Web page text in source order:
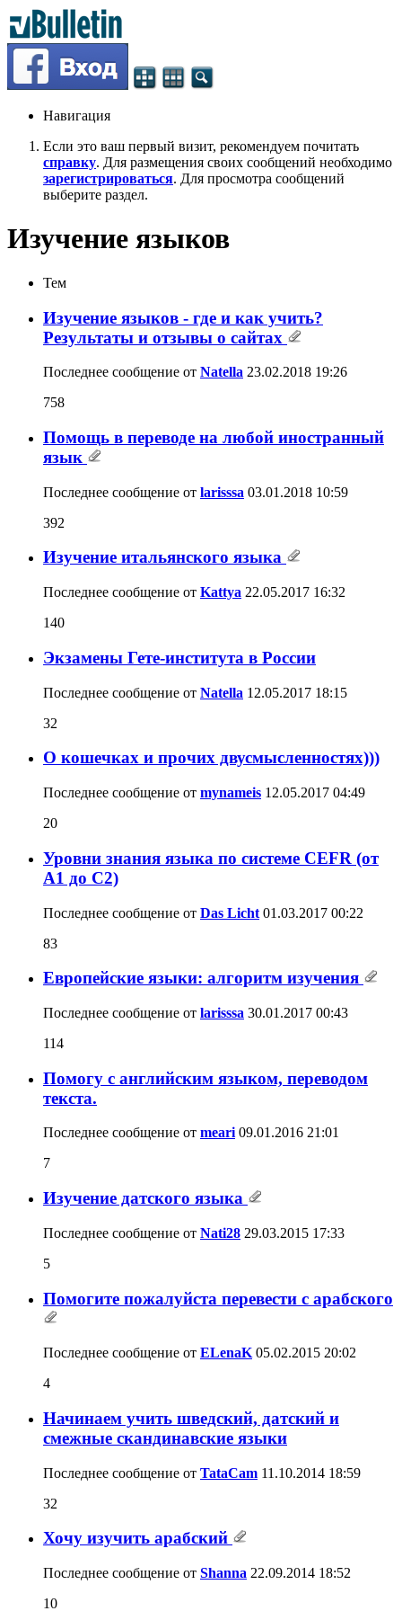
Навигация
Если это ваш первый визит, рекомендуем почитать
справку. Для размещения своих сообщений необходимо
зарегистрироваться. Для просмотра сообщений
выберите раздел.
Изучение языков
Тем
Изучение языков - где и как учить?
Результаты и отзывы о сайтах
Последнее сообщение от Natella 23.02.2018 19:26
758
Помощь в переводе на любой иностранный
язык
Последнее сообщение от larisssa 03.01.2018 10:59
392
Изучение итальянского языка
Последнее сообщение от Kattya 22.05.2017 16:32
140
Экзамены Гете-института в России
Последнее сообщение от Natella 12.05.2017 18:15
32
О кошечках и прочих двусмысленностях)))
Последнее сообщение от mynameis 12.05.2017 04:49
20
Уровни знания языка по системе CEFR (от
A1 до C2)
Последнее сообщение от Das Licht 01.03.2017 00:22
83
Европейские языки: алгоритм изучения
Последнее сообщение от larisssa 30.01.2017 00:43
114
Помогу с английским языком, переводом
текста.
Последнее сообщение от meari 09.01.2016 21:01
7
Изучение датского языка
Последнее сообщение от Nati28 29.03.2015 17:33
5
Помогите пожалуйста перевести с арабского
Последнее сообщение от ELenaK 05.02.2015 20:02
4
Начинаем учить шведский, датский и
смежные скандинавские языки
Последнее сообщение от TataCam 11.10.2014 18:59
32
Хочу изучить арабский
Последнее сообщение от Shanna 22.09.2014 18:52
10